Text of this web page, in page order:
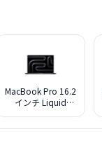
MacBook Pro 16.2
インチ Liquid